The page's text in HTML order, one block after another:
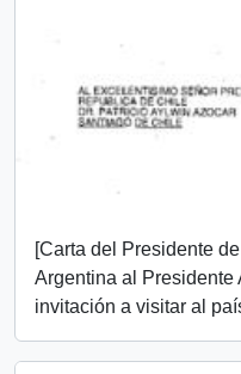
[Carta del Presidente
Argentina al Presidente
invitación a visitar al